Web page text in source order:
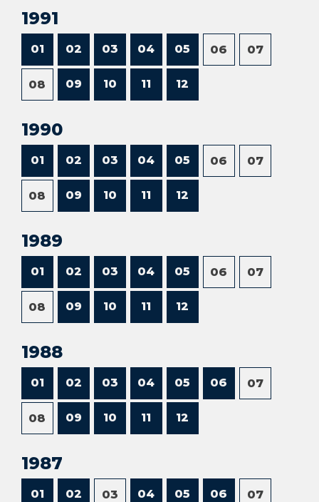
1991
01 02 03 04 05 06 07
08 09 10 11 12
1990
01 02 03 04 05 06 07
08 09 10 11 12
1989
01 02 03 04 05 06 07
08 09 10 11 12
1988
01 02 03 04 05 06 07
08 09 10 11 12
1987
01 02 03 04 05 06 07